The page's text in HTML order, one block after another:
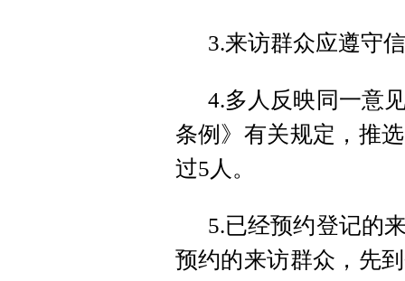
3.来访群众应遵守
4.多人反映同一意
条例》有关规定，推
过5人。
5.已经预约登记的
预约的来访群众，先